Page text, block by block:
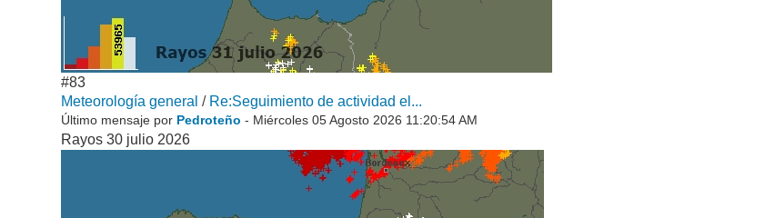
#83
Meteorología general / Re:Seguimiento de actividad el...
Último mensaje por Pedroteño - Miércoles 05 Agosto 2026 11:20:54 AM
Rayos 30 julio 2026